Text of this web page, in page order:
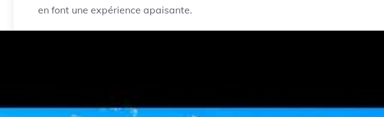
en font une expérience apaisante.
tant qu’elles rentrent dans les espaces dédiés.